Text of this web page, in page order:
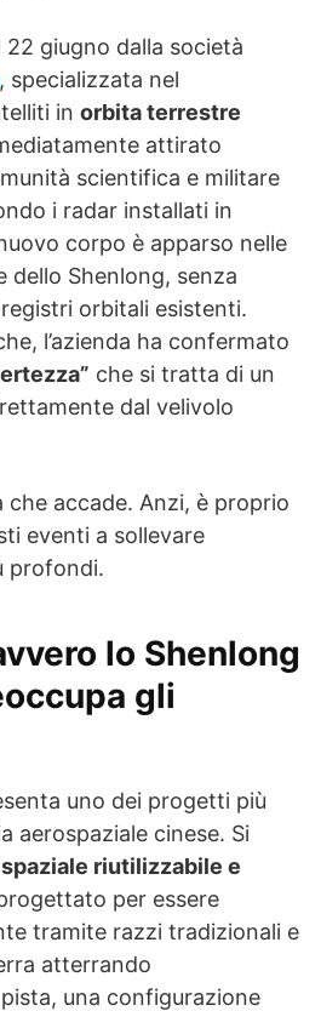
22 giugno dalla società
, specializzata nel
in orbita terrestre
attirato
scientifica e militare
i radar installati in
corpo è apparso nelle
dello Shenlong, senza
orbitali esistenti.
l’azienda ha confermato
che si tratta di un
dal velivolo
che accade. Anzi, è proprio
eventi a sollevare
profondi.
lo Shenlong
gli
uno dei progetti più
aerospaziale cinese. Si
riutilizzabile e
per essere
tramite razzi tradizionali e
atterrando
una configurazione